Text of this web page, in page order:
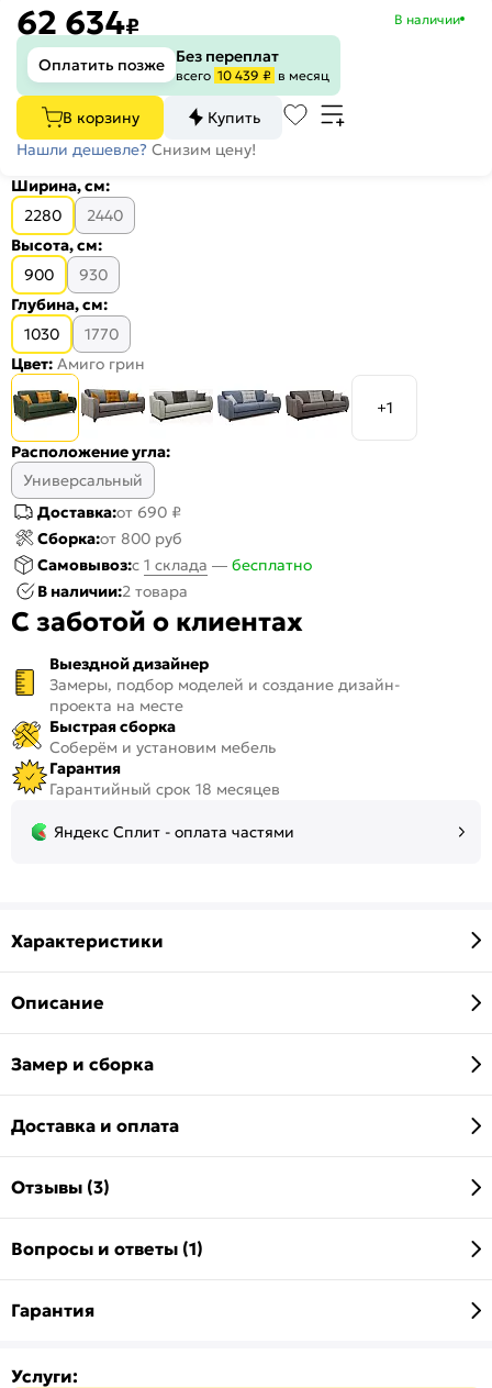
62 634₽ В наличии
Оплатить позже Без переплат
всего 10 439 ₽ в месяц
В корзину
Купить
Нашли дешевле? Снизим цену!
Ширина, см:
2280
2440
Высота, см:
900
930
Глубина, см:
1030
1770
Цвет: Амиго грин
+1
Расположение угла:
Универсальный
Доставка:от 690 ₽
Сборка:от 800 руб
Самовывоз:c 1 склада — бесплатно
В наличии:2 товара
С заботой о клиентах
Выездной дизайнер
Замеры, подбор моделей и создание дизайн-
проекта на месте
Быстрая сборка
Соберём и установим мебель
Гарантия
Гарантийный срок 18 месяцев
Яндекс Сплит - оплата частями
Характеристики
Описание
Замер и сборка
Доставка и оплата
Отзывы (3)
Вопросы и ответы (1)
Гарантия
Услуги: